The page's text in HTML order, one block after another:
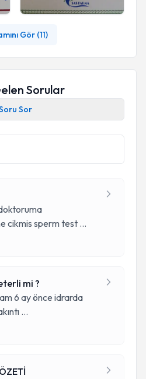
Gör (11)
Sorular
Sor
cikmis sperm test ...
mi ?
6 ay önce idrarda
...